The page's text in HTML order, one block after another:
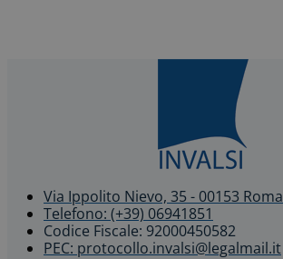
Via Ippolito Nievo, 35 - 00153 Roma
Telefono: (+39) 06941851
Codice Fiscale: 92000450582
PEC: protocollo.invalsi@legalmail.it